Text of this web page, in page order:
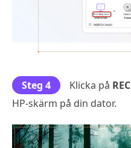
Steg 4 Klicka på REC
HP-skärm på din dator.